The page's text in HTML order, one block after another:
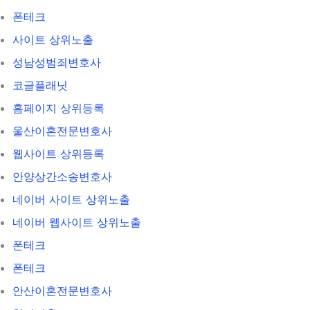
폰테크
사이트 상위노출
성남성범죄변호사
코글플래닛
홈페이지 상위등록
울산이혼전문변호사
웹사이트 상위등록
안양상간소송변호사
네이버 사이트 상위노출
네이버 웹사이트 상위노출
폰테크
폰테크
안산이혼전문변호사